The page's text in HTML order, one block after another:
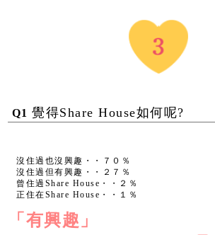
Q1覺得Share House如何呢?
沒住過也沒興趣・・７０％
沒住過但有興趣・・２７％
曾住過Share House・・２％
正住在Share House・・１％
「有興趣」